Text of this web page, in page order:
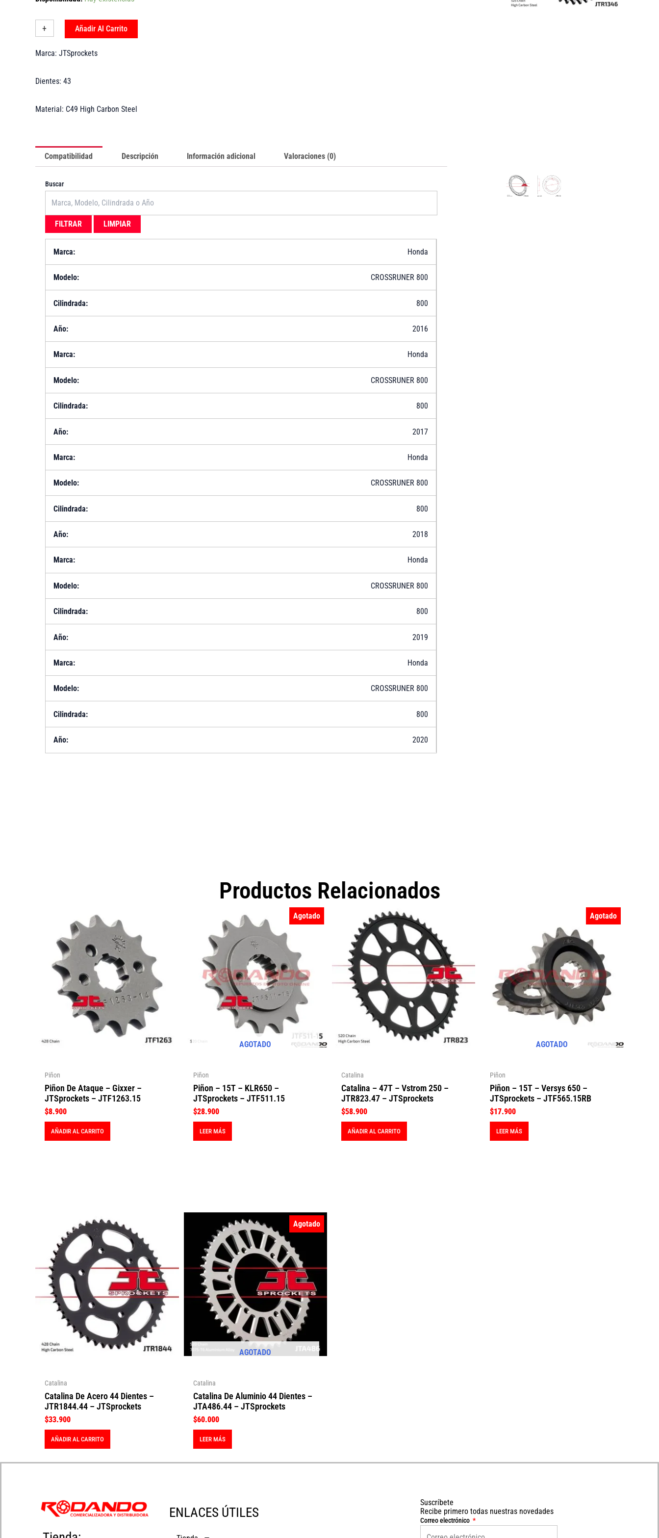
-
CrossRunner
JTSrockets
cantidad
+ Añadir Al Carrito
Marca: JTSprockets
Dientes: 43
Material: C49 High Carbon Steel
Compatibilidad Descripción Información adicional Valoraciones (0)
Buscar
FILTRAR LIMPIAR
Honda
CROSSRUNER 800
800
2016
Honda
CROSSRUNER 800
800
2017
Honda
CROSSRUNER 800
800
2018
Honda
CROSSRUNER 800
800
2019
Honda
CROSSRUNER 800
800
2020
Productos Relacionados
Piñon
Piñon De Ataque – Gixxer –
JTSprockets – JTF1263.15
$8.900
AÑADIR AL CARRITO
Agotado
AGOTADO
Piñon
Piñon – 15T – KLR650 –
JTSprockets – JTF511.15
$28.900
LEER MÁS
Catalina
Catalina – 47T – Vstrom 250 –
JTR823.47 – JTSprockets
$58.900
AÑADIR AL CARRITO
Agotado
AGOTADO
Piñon
Piñon – 15T – Versys 650 –
JTSprockets – JTF565.15RB
$17.900
LEER MÁS
Catalina
Catalina De Acero 44 Dientes –
JTR1844.44 – JTSprockets
$33.900
AÑADIR AL CARRITO
Agotado
AGOTADO
Catalina
Catalina De Aluminio 44 Dientes –
JTA486.44 – JTSprockets
$60.000
LEER MÁS
ENLACES ÚTILES
Suscríbete
Recibe primero todas nuestras novedades
Correo electrónico